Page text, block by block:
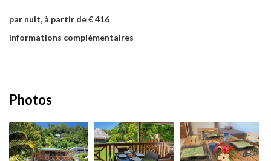
par nuit, à partir de € 416
Informations complémentaires
Photos